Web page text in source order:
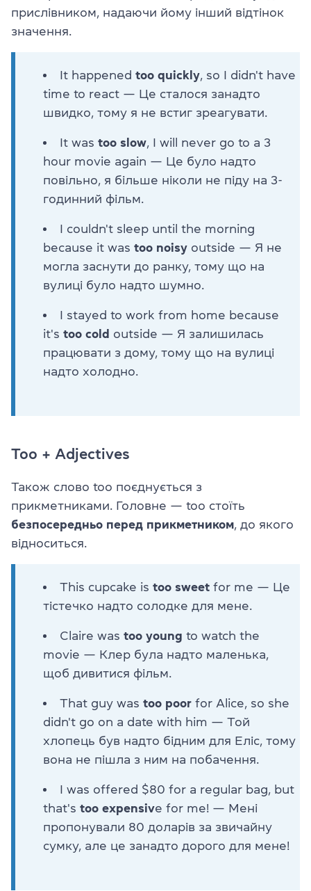
прислівником, надаючи йому інший відтінок
значення.
It happened too quickly , so I didn't have
time to react — Це сталося занадто
швидко, тому я не встиг зреагувати.
It was too slow , I will never go to a 3
hour movie again — Це було надто
повільно, я більше ніколи не піду на 3-
годинний фільм.
I couldn't sleep until the morning
because it was too noisy outside — Я не
могла заснути до ранку, тому що на
вулиці було надто шумно.
I stayed to work from home because
it's too cold outside — Я залишилась
працювати з дому, тому що на вулиці
надто холодно.
Too + Adjectives
Також слово too поєднується з
прикметниками. Головне — too стоїть
безпосередньо перед прикметником , до якого
відноситься.
This cupcake is too sweet for me — Це
тістечко надто солодке для мене.
Claire was too young to watch the
movie — Клер була надто маленька,
щоб дивитися фільм.
That guy was too poor for Alice, so she
didn't go on a date with him — Той
хлопець був надто бідним для Еліс, тому
вона не пішла з ним на побачення.
I was offered $80 for a regular bag, but
that's too expensive for me! — Мені
пропонували 80 доларів за звичайну
сумку, але це занадто дорого для мене!